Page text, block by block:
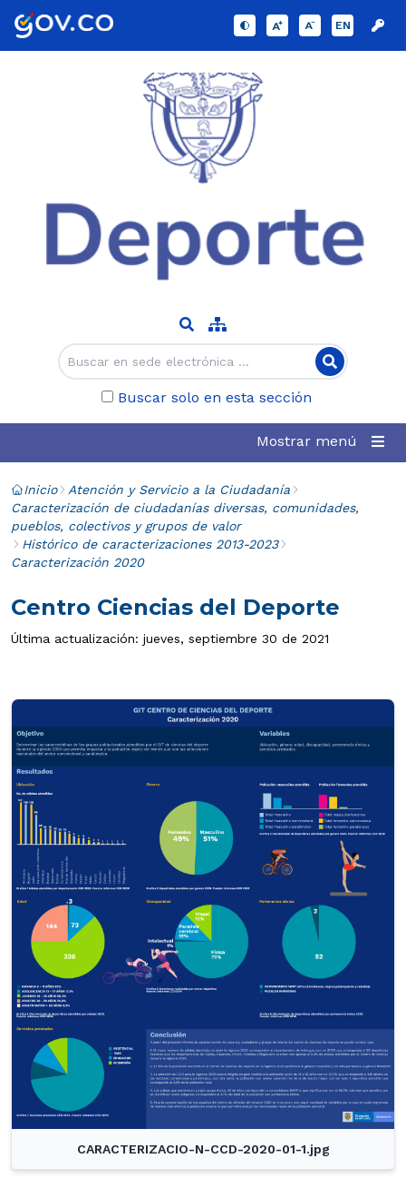
EN
Buscar solo en esta sección
Mostrar menú
Inicio
Atención y Servicio a la Ciudadanía
Caracterización de ciudadanías diversas, comunidades,
pueblos, colectivos y grupos de valor
Histórico de caracterizaciones 2013-2023
Caracterización 2020
Centro Ciencias del Deporte
Última actualización: jueves, septiembre 30 de 2021
CARACTERIZACIO-N-CCD-2020-01-1.jpg